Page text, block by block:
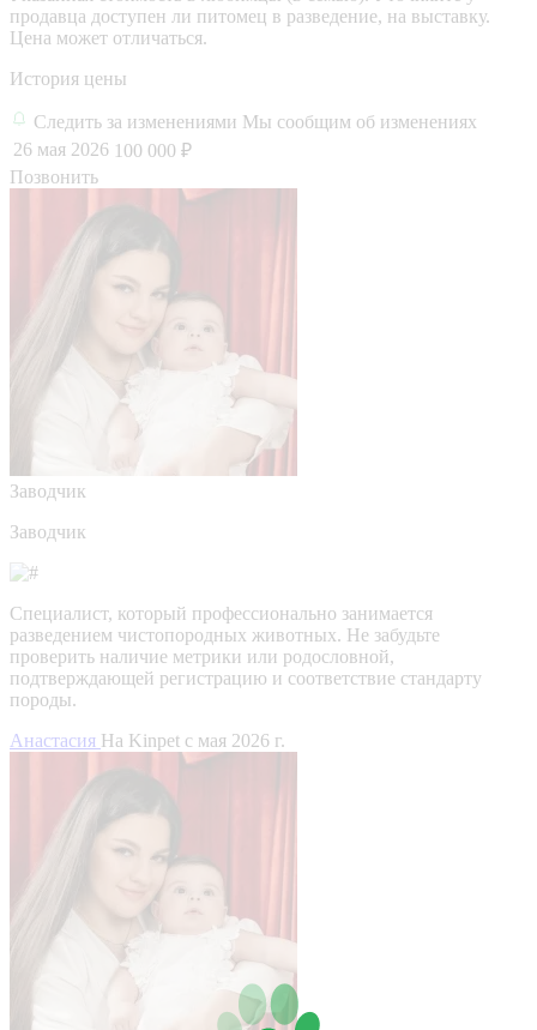
продавца доступен ли питомец в разведение, на выставку.
Цена может отличаться.
История цены
Следить за изменениями Мы сообщим об изменениях
26 мая 2026 100 000 ₽
Позвонить
Заводчик
Заводчик
Специалист, который профессионально занимается
разведением чистопородных животных. Не забудьте
проверить наличие метрики или родословной,
подтверждающей регистрацию и соответствие стандарту
породы.
Анастасия На Kinpet c мая 2026 г.